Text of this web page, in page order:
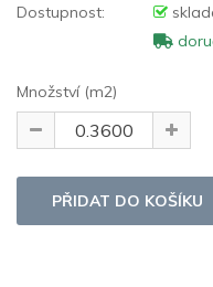
Dostupnost:
Množství (m2)